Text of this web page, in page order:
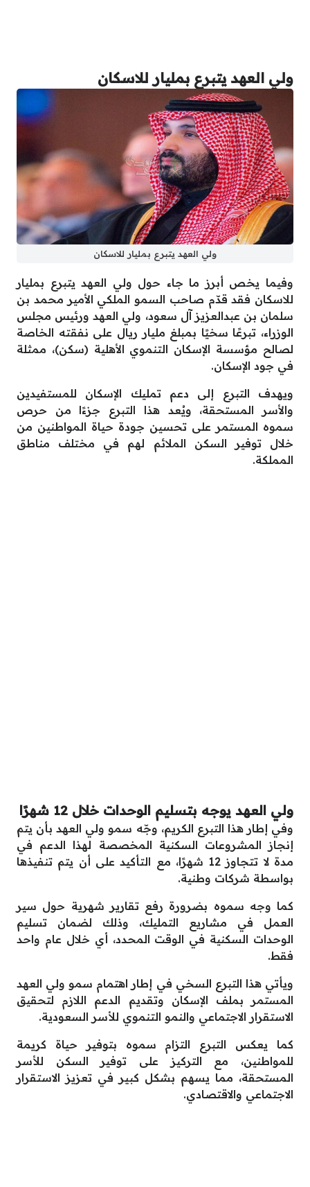
ولي العهد يتبرع بمليار للاسكان
ولي العهد يتبرع بمليار للاسكان
وفيما يخص أبرز ما جاء حول ولي العهد يتبرع بمليار
للاسكان فقد قدّم صاحب السمو الملكي الأمير محمد بن
سلمان بن عبدالعزيز آل سعود، ولي العهد ورئيس مجلس
الوزراء، تبرعًا سخيًا بمبلغ مليار ريال على نفقته الخاصة
لصالح مؤسسة الإسكان التنموي الأهلية (سكن)، ممثلة
في جود الإسكان.
ويهدف التبرع إلى دعم تمليك الإسكان للمستفيدين
والأسر المستحقة، ويُعد هذا التبرع جزءًا من حرص
سموه المستمر على تحسين جودة حياة المواطنين من
خلال توفير السكن الملائم لهم في مختلف مناطق
المملكة.
ولي العهد يوجه بتسليم الوحدات خلال 12 شهرًا
وفي إطار هذا التبرع الكريم، وجّه سمو ولي العهد بأن يتم
إنجاز المشروعات السكنية المخصصة لهذا الدعم في
مدة لا تتجاوز 12 شهرًا، مع التأكيد على أن يتم تنفيذها
بواسطة شركات وطنية.
كما وجه سموه بضرورة رفع تقارير شهرية حول سير
العمل في مشاريع التمليك، وذلك لضمان تسليم
الوحدات السكنية في الوقت المحدد، أي خلال عام واحد
فقط.
ويأتي هذا التبرع السخي في إطار اهتمام سمو ولي العهد
المستمر بملف الإسكان وتقديم الدعم اللازم لتحقيق
الاستقرار الاجتماعي والنمو التنموي للأسر السعودية.
كما يعكس التبرع التزام سموه بتوفير حياة كريمة
للمواطنين، مع التركيز على توفير السكن للأسر
المستحقة، مما يسهم بشكل كبير في تعزيز الاستقرار
الاجتماعي والاقتصادي.